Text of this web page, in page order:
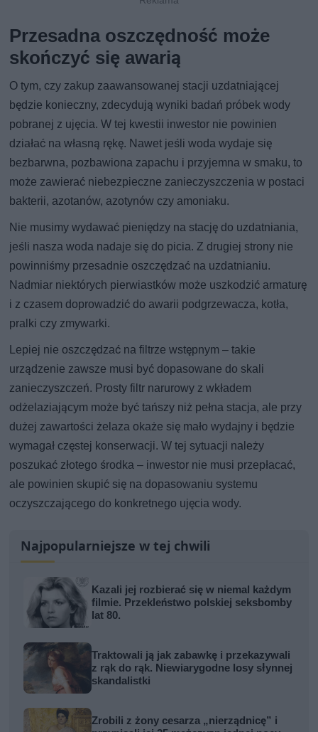
Przesadna oszczędność może
skończyć się awarią
O tym, czy zakup zaawansowanej stacji uzdatniającej
będzie konieczny, zdecydują wyniki badań próbek wody
pobranej z ujęcia. W tej kwestii inwestor nie powinien
działać na własną rękę. Nawet jeśli woda wydaje się
bezbarwna, pozbawiona zapachu i przyjemna w smaku, to
może zawierać niebezpieczne zanieczyszczenia w postaci
bakterii, azotanów, azotynów czy amoniaku.
Nie musimy wydawać pieniędzy na stację do uzdatniania,
jeśli nasza woda nadaje się do picia. Z drugiej strony nie
powinniśmy przesadnie oszczędzać na uzdatnianiu.
Nadmiar niektórych pierwiastków może uszkodzić armaturę
i z czasem doprowadzić do awarii podgrzewacza, kotła,
pralki czy zmywarki.
Lepiej nie oszczędzać na filtrze wstępnym – takie
urządzenie zawsze musi być dopasowane do skali
zanieczyszczeń. Prosty filtr narurowy z wkładem
odżelaziającym może być tańszy niż pełna stacja, ale przy
dużej zawartości żelaza okaże się mało wydajny i będzie
wymagał częstej konserwacji. W tej sytuacji należy
poszukać złotego środka – inwestor nie musi przepłacać,
ale powinien skupić się na dopasowaniu systemu
oczyszczającego do konkretnego ujęcia wody.
Najpopularniejsze w tej chwili
Kazali jej rozbierać się w niemal każdym
filmie. Przekleństwo polskiej seksbomby
lat 80.
Traktowali ją jak zabawkę i przekazywali
z rąk do rąk. Niewiarygodne losy słynnej
skandalistki
Zrobili z żony cesarza „nierządnicę” i